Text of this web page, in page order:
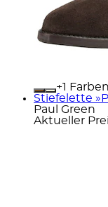
+
Farben
Stiefelette
Paul Green
Aktueller